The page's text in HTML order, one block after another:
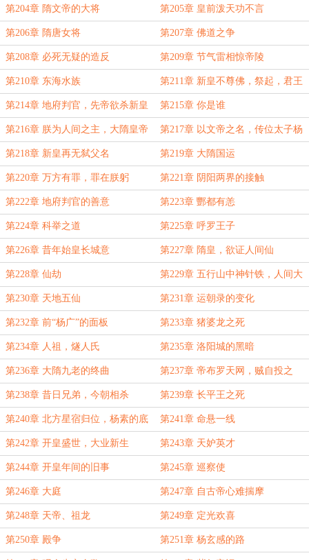
第204章 隋文帝的大将 第205章 皇前泼天功不言
第206章 隋唐女将 第207章 佛道之争
第208章 必死无疑的造反 第209章 节气雷相惊帝陵
第210章 东海水族 第211章 新皇不尊佛，祭起，君王
之劫
第214章 地府判官，先帝欲杀新皇 第215章 你是谁
第216章 朕为人间之主，大隋皇帝 第217章 以文帝之名，传位太子杨
广
第218章 新皇再无弑父名 第219章 大隋国运
第220章 万方有罪，罪在朕躬 第221章 阴阳两界的接触
第222章 地府判官的善意 第223章 酆都有恙
第224章 科举之道 第225章 呼罗王子
第226章 昔年始皇长城意 第227章 隋皇，欲证人间仙
第228章 仙劫 第229章 五行山中神针铁，人间大
隋二世仙
第230章 天地五仙 第231章 运朝录的变化
第232章 前“杨广”的面板 第233章 猪婆龙之死
第234章 人祖，燧人氏 第235章 洛阳城的黑暗
第236章 大隋九老的终曲 第237章 帝布罗天网，贼自投之
第238章 昔日兄弟，今朝相杀 第239章 长平王之死
第240章 北方星宿归位，杨素的底
牌
第241章 命悬一线
第242章 开皇盛世，大业新生 第243章 天妒英才
第244章 开皇年间的旧事 第245章 巡察使
第246章 大庭 第247章 自古帝心难揣摩
第248章 天帝、祖龙 第249章 定光欢喜
第250章 殿争 第251章 杨玄感的路